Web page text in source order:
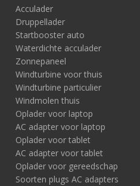
Acculader
Druppellader
Startbooster auto
Waterdichte acculader
Zonnepaneel
Windturbine voor thuis
Windturbine particulier
Windmolen thuis
Oplader voor laptop
AC adapter voor laptop
Oplader voor tablet
AC adapter voor tablet
Oplader voor gereedschap
Soorten plugs AC adapters